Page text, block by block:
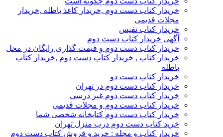
خریدار کتاب دست دوم ,خریدار کاغذ باطله ,خریدار
مجلات قدیمی
خریدار کتاب نفیس
آگهی خریدار کتاب دست دوم
خریدار کتاب دست دوم و قیمت گذاری رایگان در محل
خریدار کتاب , خریدار کتاب دست دوم ,خریدار کتاب
باطله
خریدار کتاب دست دو
خریدار کتاب دست دوم در تهران
خریدار کتاب دست دوم غیر درسی
خریدار کتاب دست دوم و مجلات قدیمی
خریدار کتاب دست دوم کتابخانه شخصی شما
خرید کتاب دست دوم درب منزل تهران
خریدار کتاب و مجله : خرید و فروش کتاب دست دوم